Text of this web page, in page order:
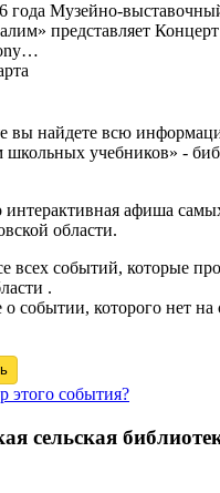
года Музейно-
представляет
вы найдете всю
школьных учебников» -
афиша
области.
всех событий, которые
.
событии, которого нет на
этого события?
сельская